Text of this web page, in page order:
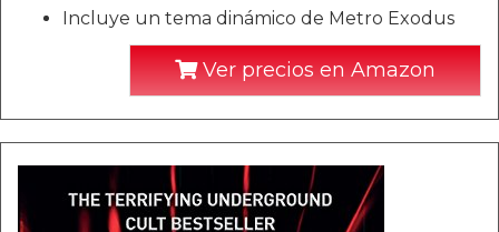
Incluye un tema dinámico de Metro Exodus
Ver precios en Amazon